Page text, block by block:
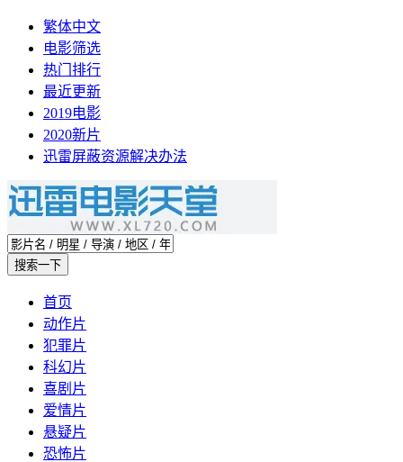
繁体中文
电影筛选
热门排行
最近更新
2019电影
2020新片
迅雷屏蔽资源解决办法
首页
动作片
犯罪片
科幻片
喜剧片
爱情片
悬疑片
恐怖片